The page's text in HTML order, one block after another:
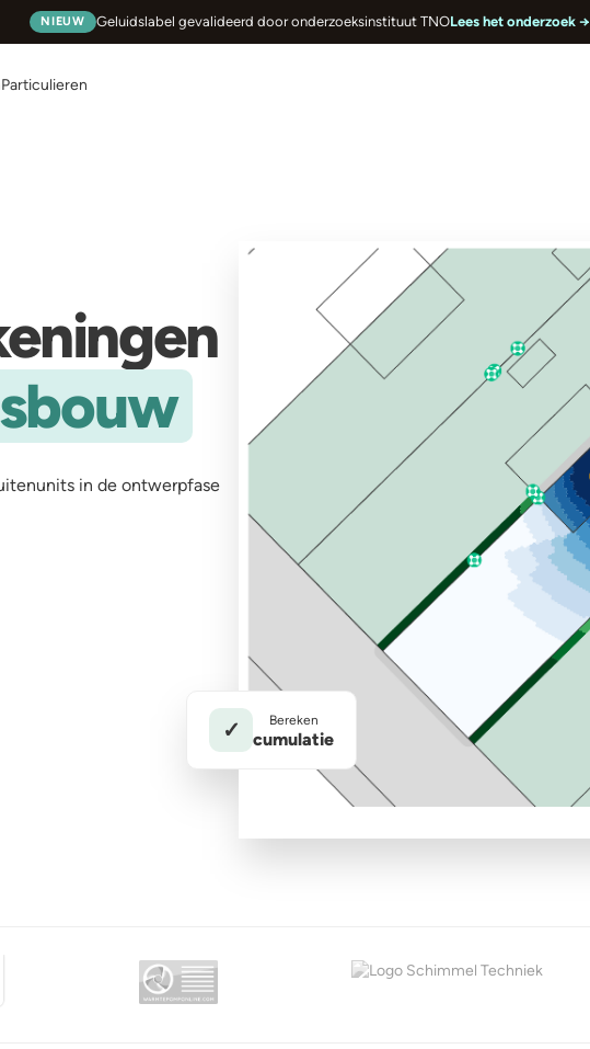
NIEUW Geluidslabel gevalideerd door onderzoeksinstituut TNOLees het onderzoek →
Particulieren
in de ontwerpfase
✓ Bereken
cumulatie